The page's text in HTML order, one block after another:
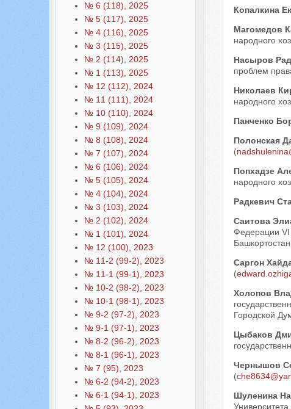
№ 6 (118), 2025
№ 5 (117), 2025
№ 4 (116), 2025
№ 3 (115), 2025
№ 2 (114), 2025
№ 1 (113), 2025
№ 12 (112), 2024
№ 11 (111), 2024
№ 10 (110), 2024
№ 9 (109), 2024
№ 8 (108), 2024
№ 7 (107), 2024
№ 6 (106), 2024
№ 5 (105), 2024
№ 4 (104), 2024
№ 3 (103), 2024
№ 2 (102), 2024
№ 1 (101), 2024
№ 12 (100), 2023
№ 11-2 (99-2), 2023
№ 11-1 (99-1), 2023
№ 10-2 (98-2), 2023
№ 10-1 (98-1), 2023
№ 9-2 (97-2), 2023
№ 9-1 (97-1), 2023
№ 8-2 (96-2), 2023
№ 8-1 (96-1), 2023
№ 7 (95), 2023
№ 6-2 (94-2), 2023
№ 6-1 (94-1), 2023
Копалкина
Магомедов
народного
Насыров
проблем
Николаев
народного
Панченко
Полонская
(
Попхадзе
народного
Радкевич
Саитова
Федерации VI
Саргон
(
Холопов
Городской
Цыбаков
Чернышов
(
Шуленина